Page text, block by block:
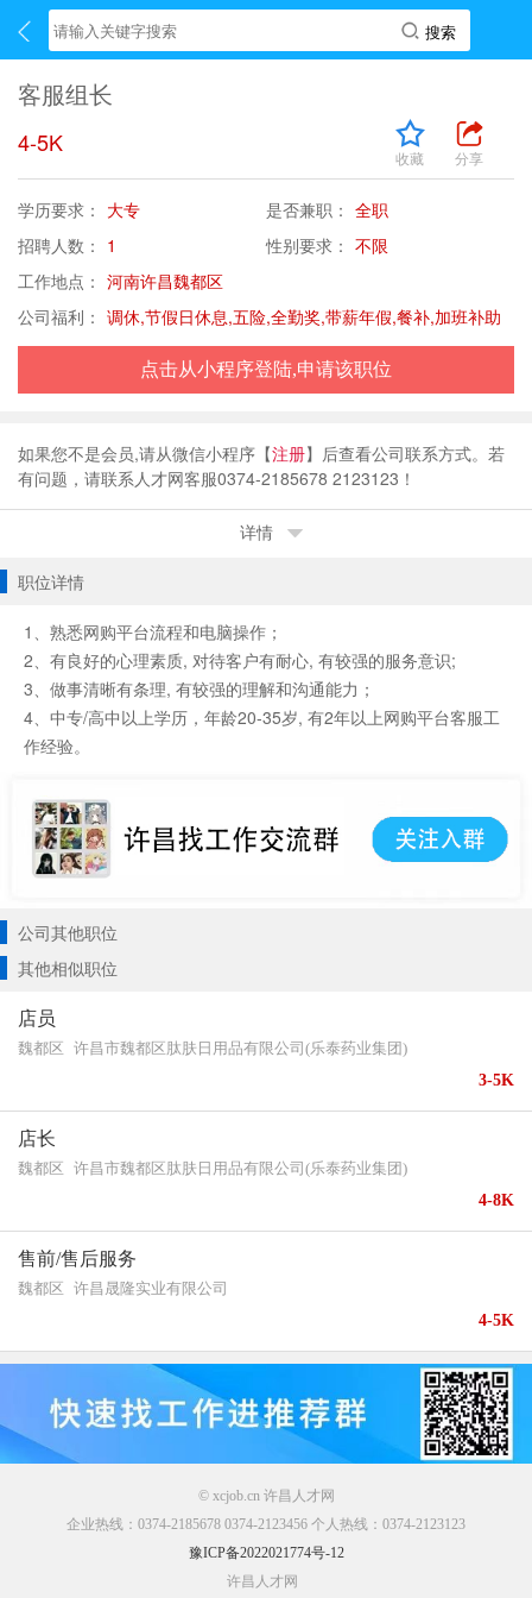
客服组长
4-5K
收藏 分享
学历要求： 大专 是否兼职： 全职
招聘人数： 1 性别要求： 不限
工作地点： 河南许昌魏都区
公司福利： 调休,节假日休息,五险,全勤奖,带薪年假,餐补,加班补助
点击从小程序登陆,申请该职位
如果您不是会员,请从微信小程序【注册】后查看公司联系方式。若
有问题，请联系人才网客服0374-2185678 2123123！
详情
职位详情
1、熟悉网购平台流程和电脑操作；
2、有良好的心理素质, 对待客户有耐心, 有较强的服务意识;
3、做事清晰有条理, 有较强的理解和沟通能力；
4、中专/高中以上学历，年龄20-35岁, 有2年以上网购平台客服工
作经验。
公司其他职位
其他相似职位
店员
魏都区 许昌市魏都区肽肤日用品有限公司(乐泰药业集团)
3-5K
店长
魏都区 许昌市魏都区肽肤日用品有限公司(乐泰药业集团)
4-8K
售前/售后服务
魏都区 许昌晟隆实业有限公司
4-5K
© xcjob.cn 许昌人才网
企业热线：0374-2185678 0374-2123456 个人热线：0374-2123123
豫ICP备2022021774号-12
许昌人才网